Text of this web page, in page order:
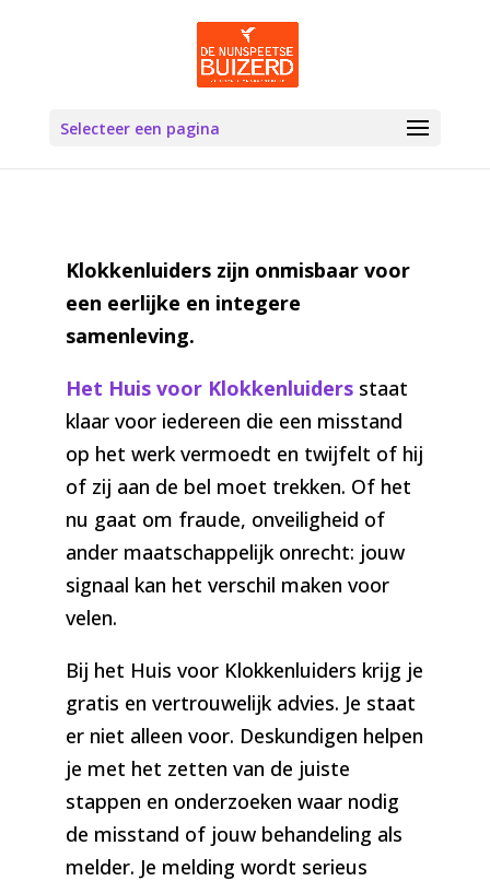
Selecteer een pagina
Klokkenluiders zijn onmisbaar voor
een eerlijke en integere
samenleving.
Het Huis voor Klokkenluidersstaat
klaar voor iedereen die een misstand
op het werk vermoedt en twijfelt of hij
of zij aan de bel moet trekken. Of het
nu gaat om fraude, onveiligheid of
ander maatschappelijk onrecht: jouw
signaal kan het verschil maken voor
velen.
Bij het Huis voor Klokkenluiders krijg je
gratis en vertrouwelijk advies. Je staat
er niet alleen voor. Deskundigen helpen
je met het zetten van de juiste
stappen en onderzoeken waar nodig
de misstand of jouw behandeling als
melder. Je melding wordt serieus